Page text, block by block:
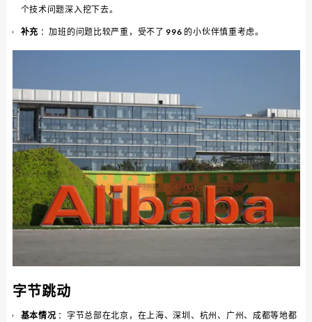
个技术问题深入挖下去。
补充 ：加班的问题比较严重，受不了 996 的小伙伴慎重考虑。
字节跳动
基本情况 ：字节总部在北京，在上海、深圳、杭州、广州、成都等地都